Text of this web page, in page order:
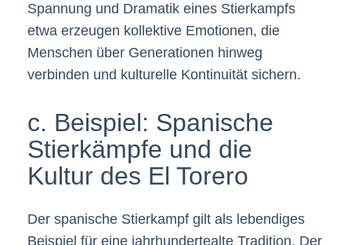
Spannung und Dramatik eines Stierkampfs
etwa erzeugen kollektive Emotionen, die
Menschen über Generationen hinweg
verbinden und kulturelle Kontinuität sichern.
c. Beispiel: Spanische
Stierkämpfe und die
Kultur des El Torero
Der spanische Stierkampf gilt als lebendiges
Beispiel für eine jahrhundertealte Tradition. Der